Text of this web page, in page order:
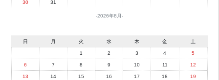
2026年8月
30 31
日 月 火 水 木 金 土
1 2 3 4 5
6 7 8 9 10 11 12
13 14 15 16 17 18 19